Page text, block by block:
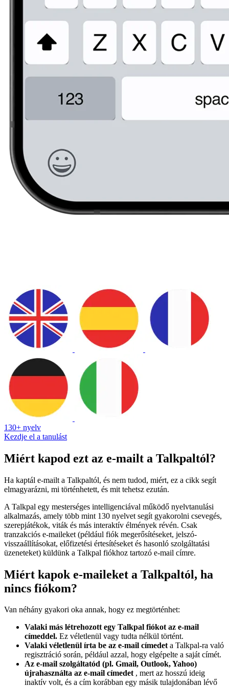
130+ nyelv
Kezdje el a tanulást
Miért kapod ezt az e-mailt a Talkpaltól?
Ha kaptál e-mailt a Talkpaltól, és nem tudod, miért, ez a cikk segít
elmagyarázni, mi történhetett, és mit tehetsz ezután.
A Talkpal egy mesterséges intelligenciával működő nyelvtanulási
alkalmazás, amely több mint 130 nyelvet segít gyakorolni csevegés,
szerepjátékok, viták és más interaktív élmények révén. Csak
tranzakciós e-maileket (például fiók megerősítéseket, jelszó-
visszaállításokat, előfizetési értesítéseket és hasonló szolgáltatási
üzeneteket) küldünk a Talkpal fiókhoz tartozó e-mail címre.
Miért kapok e-maileket a Talkpaltól, ha
nincs fiókom?
Van néhány gyakori oka annak, hogy ez megtörténhet:
Valaki más létrehozott egy Talkpal fiókot az e-mail
címeddel. Ez véletlenül vagy tudta nélkül történt.
Valaki véletlenül írta be az e-mail címedeta Talkpal-ra való
regisztráció során, például azzal, hogy elgépelte a saját címét.
Az e-mail szolgáltatód (pl. Gmail, Outlook, Yahoo)
újrahasználta az e-mail címedet, mert az hosszú ideig
inaktív volt, és a cím korábban egy másik tulajdonában lévő